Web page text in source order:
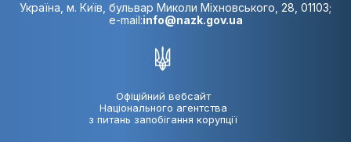
Україна, м. Київ, бульвар Миколи Міхновського, 28, 01103;
e-mail:info@nazk.gov.ua
Офіційний вебсайт
Національного агентства
з питань запобігання корупції